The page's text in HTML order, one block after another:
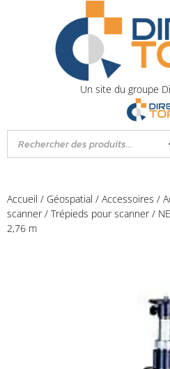
Un site du groupe
Accueil / Géospatial / Accessoires /
scanner/ Trépieds pour scanner/
2,76 m